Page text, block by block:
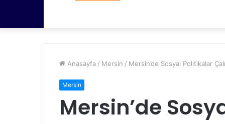
Anasayfa / Mersin / Mersin’de Sosyal Politikalar
Mersin
Mersin’de